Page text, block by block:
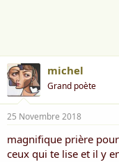
michel
Grand poète
25 Novembre 2018
magnifique prière
ceux qui te lise et il y